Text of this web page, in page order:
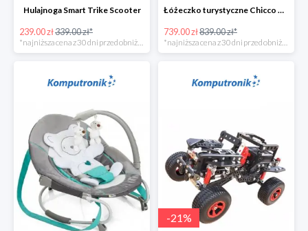
Hulajnoga Smart Trike Scooter
239.00 zł339.00 zł*
Łóżeczko turystyczne Chicco Next2Me Dream Luna
739.00 zł839.00 zł*
-21%